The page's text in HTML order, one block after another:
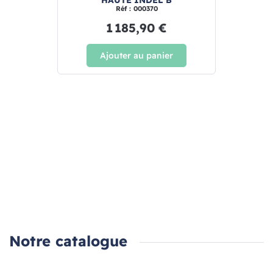
Réf : 000370
1 185,90 €
Ajouter au panier
Notre catalogue